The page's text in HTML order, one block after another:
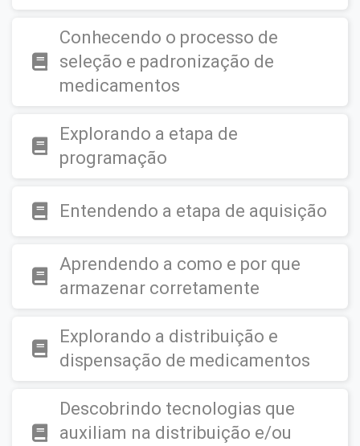
Conhecendo o processo de
seleção e padronização de
medicamentos
Explorando a etapa de
programação
Entendendo a etapa de aquisição
Aprendendo a como e por que
armazenar corretamente
Explorando a distribuição e
dispensação de medicamentos
Descobrindo tecnologias que
auxiliam na distribuição e/ou